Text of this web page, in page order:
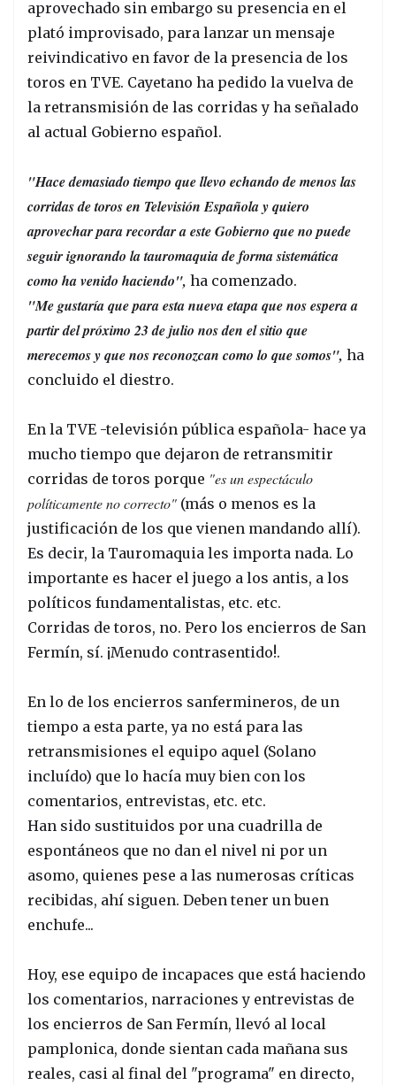
aprovechado sin embargo su presencia en el
plató improvisado, para lanzar un mensaje
reivindicativo en favor de la presencia de los
toros en TVE. Cayetano ha pedido la vuelva de
la retransmisión de las corridas y ha señalado
al actual Gobierno español.
"Hace demasiado tiempo que llevo echando de menos las
corridas de toros en Televisión Española y quiero
aprovechar para recordar a este Gobierno que no puede
seguir ignorando la tauromaquia de forma sistemática
como ha venido haciendo", ha comenzado.
"Me gustaría que para esta nueva etapa que nos espera a
partir del próximo 23 de julio nos den el sitio que
merecemos y que nos reconozcan como lo que somos", ha
concluido el diestro.
En la TVE -televisión pública española- hace ya
mucho tiempo que dejaron de retransmitir
corridas de toros porque "es un espectáculo
políticamente no correcto" (más o menos es la
justificación de los que vienen mandando allí).
Es decir, la Tauromaquia les importa nada. Lo
importante es hacer el juego a los antis, a los
políticos fundamentalistas, etc. etc.
Corridas de toros, no. Pero los encierros de San
Fermín, sí. ¡Menudo contrasentido!.
En lo de los encierros sanfermineros, de un
tiempo a esta parte, ya no está para las
retransmisiones el equipo aquel (Solano
incluído) que lo hacía muy bien con los
comentarios, entrevistas, etc. etc.
Han sido sustituidos por una cuadrilla de
espontáneos que no dan el nivel ni por un
asomo, quienes pese a las numerosas críticas
recibidas, ahí siguen. Deben tener un buen
enchufe...
Hoy, ese equipo de incapaces que está haciendo
los comentarios, narraciones y entrevistas de
los encierros de San Fermín, llevó al local
pamplonica, donde sientan cada mañana sus
reales, casi al final del "programa" en directo,